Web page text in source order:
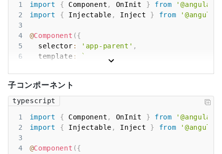
1 import { Component , OnInit } from
2
import { Injectable , Inject } from
3
4
@Component ({
5
  selector
: 'app-parent' ,
6
  template
:
`
9
})
10
export class ParentComponent implements
11
12
constructor() {
}
13
14
15
}
子コンポーネント
typescript
1 import { Component , OnInit } from
2
import { Injectable , Inject } from
3
4
@Component ({